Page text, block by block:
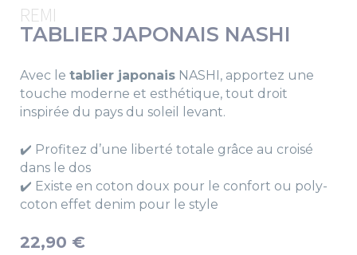
REMI
TABLIER JAPONAIS NASHI
Avec le tablier japonais NASHI, apportez une
touche moderne et esthétique, tout droit
inspirée du pays du soleil levant.
✔️ Profitez d’une liberté totale grâce au croisé
dans le dos
✔️ Existe en coton doux pour le confort ou poly-
coton effet denim pour le style
22,90 €